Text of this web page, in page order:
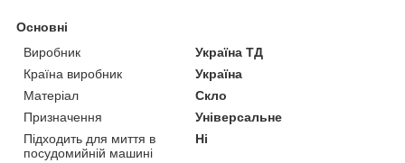
Основні
Виробник
Україна ТД
Країна виробник
Україна
Матеріал
Скло
Призначення
Універсальне
Підходить для миття в
посудомийній машині
Ні